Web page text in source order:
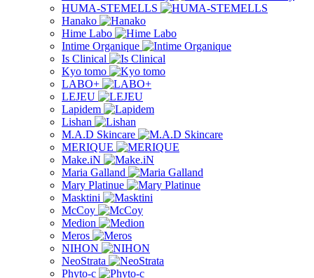
HUMA-STEMELLS
Hanako
Hime Labo
Intime Organique
Is Clinical
Kyo tomo
LABO+
LEJEU
Lapidem
Lishan
M.A.D Skincare
MERIQUE
Make.iN
Maria Galland
Mary Platinue
Masktini
McCoy
Medion
Meros
NIHON
NeoStrata
Phyto-c